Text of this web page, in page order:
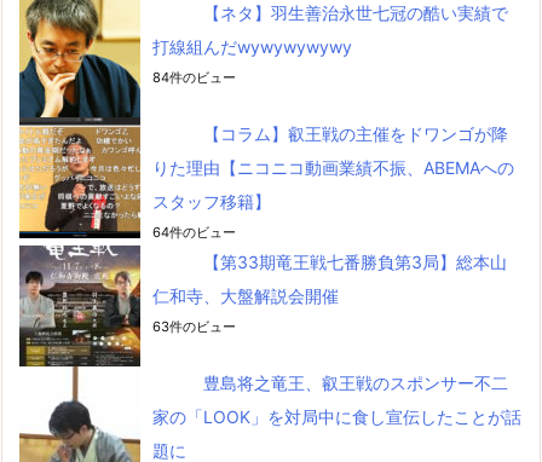
【ネタ】羽生善治永世七冠の酷い実績で
打線組んだwywywywywy
84件のビュー
【コラム】叡王戦の主催をドワンゴが降
りた理由【ニコニコ動画業績不振、ABEMAへの
スタッフ移籍】
64件のビュー
【第33期竜王戦七番勝負第3局】総本山
仁和寺、大盤解説会開催
63件のビュー
豊島将之竜王、叡王戦のスポンサー不二
家の「LOOK」を対局中に食し宣伝したことが話
題に